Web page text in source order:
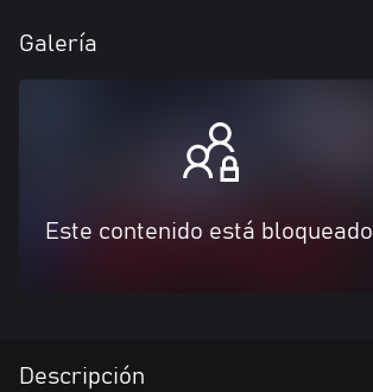
Galería
Este contenido está bloqueado
Descripción